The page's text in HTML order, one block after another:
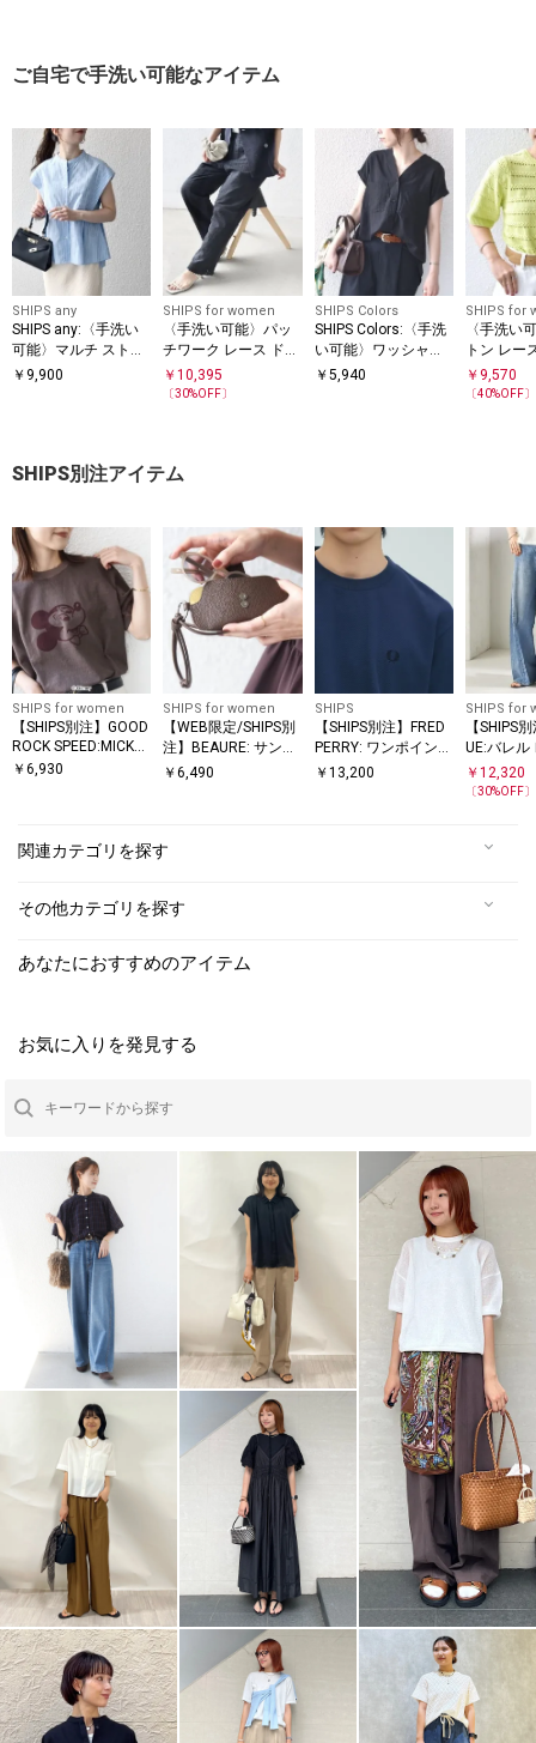
ご自宅で手洗い可能なアイテム
SHIPS any
SHIPS any:〈手洗い
可能〉マルチ ストラ
イプ ペプラム シャツ
￥ 9,900
SHIPS for women
〈手洗い可能〉パッ
チワーク レース ドロ
スト パンツ
￥10,395
〔30%OFF〕
SHIPS Colors
SHIPS Colors:〈手洗
い可能〉ワッシャーV
ネック フレンチスリ
￥ 5,940
SHIPS for
〈手洗い
トン レー
ト スリー
バー
￥ 9,570
〔40%OFF〕
SHIPS別注アイテム
SHIPS for women
【SHIPS別注】GOOD
ROCK SPEED:MICKEY
/ TEE
￥ 6,930
SHIPS for women
【WEB限定/SHIPS別
注】BEAURE: サング
ラス ケース
￥6,490
SHIPS
【SHIPS別注】FRED
PERRY: ワンポイント
ロゴ ピケ Tシャツ 26
￥ 13,200
SHIPS for
【SHIPS
UE:バレル
ニム パン
￥12,320
〔30%OFF〕
関連カテゴリを探す
その他カテゴリを探す
あなたにおすすめのアイテム
お気に入りを発見する